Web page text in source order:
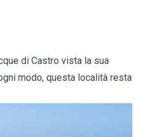
di Castro vista la sua
modo, questa località resta